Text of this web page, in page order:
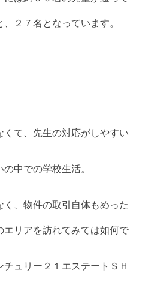
２７名となっています。
くて、先生の対応がしやすい
中での学校生活。
、物件の取引自体もめった
エリアを訪れてみては如何で
ュリー２１エステートＳＨ